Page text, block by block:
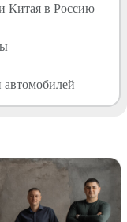
Китая в Россию
автомобилей